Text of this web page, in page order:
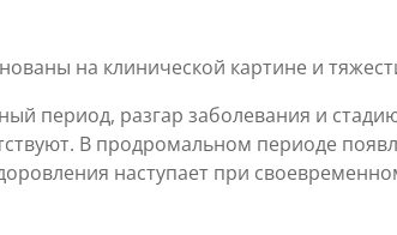
на клинической картине и
период, разгар заболевания и
В продромальном периоде
наступает при